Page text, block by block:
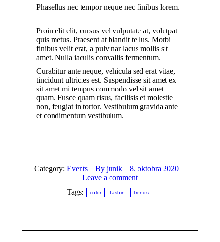
Phasellus nec tempor neque nec finibus lorem.
Proin elit elit, cursus vel vulputate at, volutpat
quis metus. Praesent at blandit tellus. Morbi
finibus velit erat, a pulvinar lacus mollis sit
amet. Nulla iaculis convallis fermentum.
Curabitur ante neque, vehicula sed erat vitae,
tincidunt ultricies est. Suspendisse sit amet ex
sit amet mi tempus commodo vel sit amet
quam. Fusce quam risus, facilisis et molestie
non, feugiat in tortor. Vestibulum gravida ante
et condimentum vestibulum.
Category: Events By junik
8. oktobra 2020
Leave a comment
Tags:
color fashin trends